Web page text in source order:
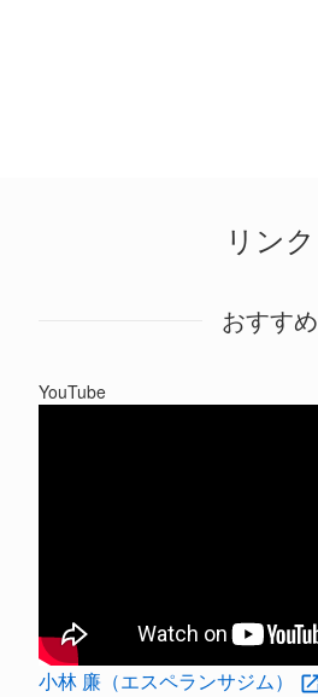
リンク
おすすめ
YouTube
小林 廉（エスペランサジム）